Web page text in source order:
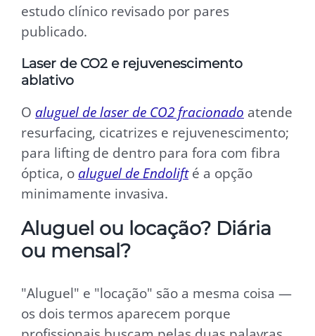
estudo clínico revisado por pares
publicado.
Laser de CO2 e rejuvenescimento
ablativo
O aluguel de laser de CO2 fracionado atende
resurfacing, cicatrizes e rejuvenescimento;
para lifting de dentro para fora com fibra
óptica, o aluguel de Endolifté a opção
minimamente invasiva.
Aluguel ou locação? Diária
ou mensal?
"Aluguel" e "locação" são a mesma coisa —
os dois termos aparecem porque